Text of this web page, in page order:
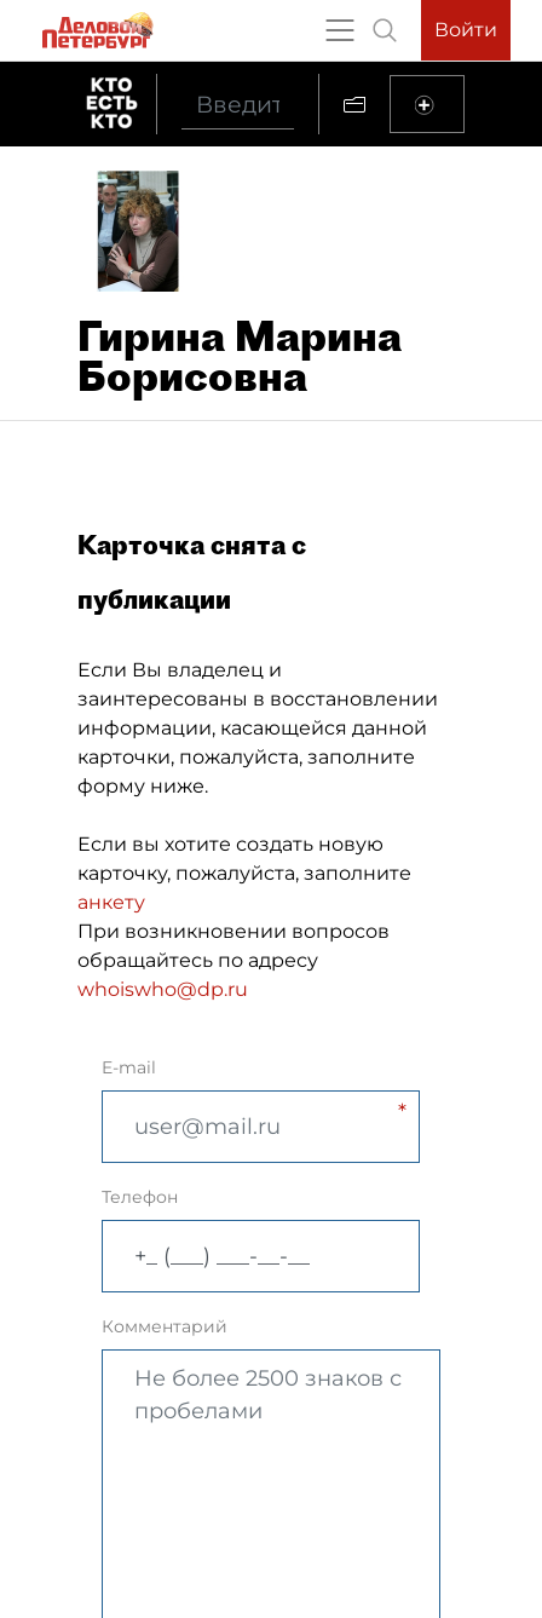
Войти
Гирина Марина
Борисовна
Карточка снята с
публикации
Если Вы владелец и
заинтересованы в восстановлении
информации, касающейся данной
карточки, пожалуйста, заполните
форму ниже.
Если вы хотите создать новую
карточку, пожалуйста, заполните
анкету
При возникновении вопросов
обращайтесь по адресу
whoiswho@dp.ru
E-mail
Телефон
Комментарий